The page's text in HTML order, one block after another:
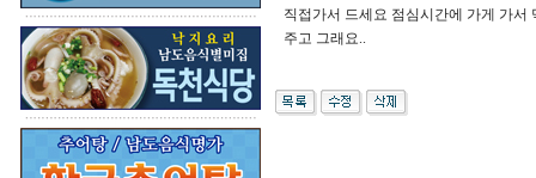
직접가서 드세요 점심시간에 가게 가서
주고 그래요..